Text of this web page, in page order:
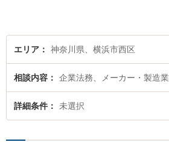
エリア 神奈川県、横浜市西区
相談内容 企業法務、メーカー・製造業
詳細条件 未選択